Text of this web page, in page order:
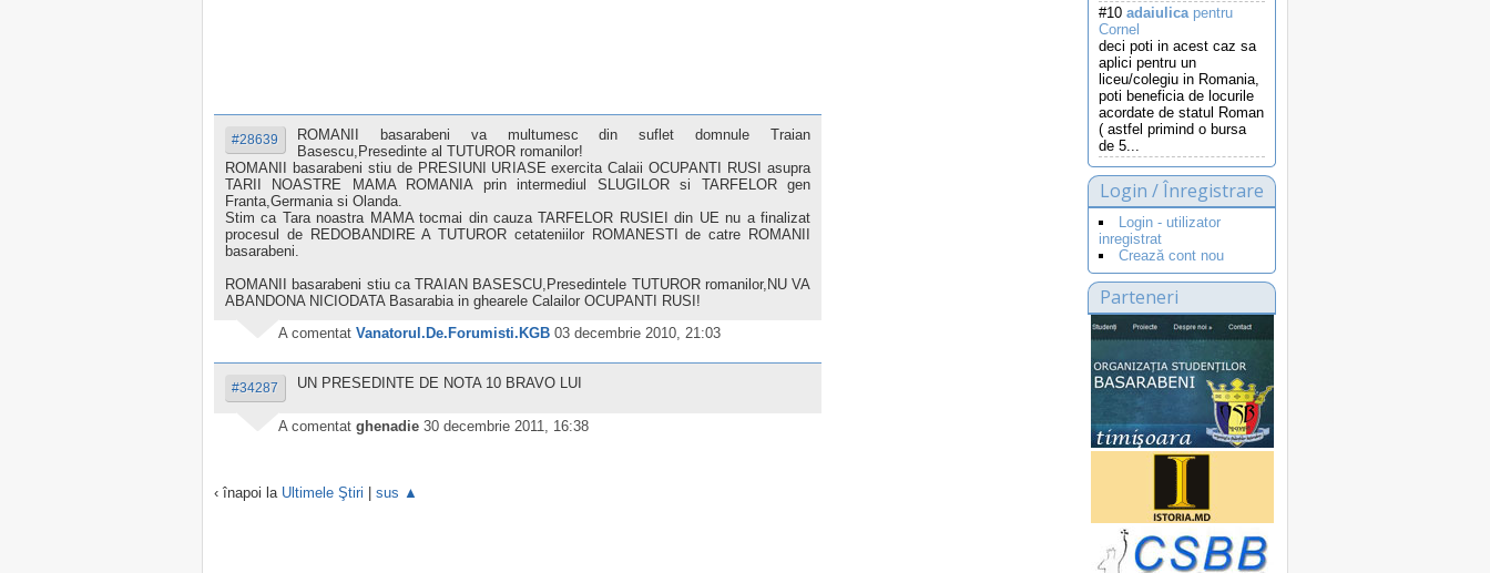
#28639
ROMANII basarabeni va multumesc din suflet domnule Traian
Basescu,Presedinte al TUTUROR romanilor!
ROMANII basarabeni stiu de PRESIUNI URIASE exercita Calaii OCUPANTI RUSI asupra
TARII NOASTRE MAMA ROMANIA prin intermediul SLUGILOR si TARFELOR gen
Franta,Germania si Olanda.
Stim ca Tara noastra MAMA tocmai din cauza TARFELOR RUSIEI din UE nu a finalizat
procesul de REDOBANDIRE A TUTUROR cetateniilor ROMANESTI de catre ROMANII
basarabeni.
ROMANII basarabeni stiu ca TRAIAN BASESCU,Presedintele TUTUROR romanilor,NU VA
ABANDONA NICIODATA Basarabia in ghearele Calailor OCUPANTI RUSI!
A comentat Vanatorul.De.Forumisti.KGB 03 decembrie 2010, 21:03
#34287 UN PRESEDINTE DE NOTA 10 BRAVO LUI
A comentat ghenadie 30 decembrie 2011, 16:38
‹ înapoi la Ultimele Ştiri | sus ▲
#10 adaiulicapentru
Cornel
deci poti in acest caz sa
aplici pentru un
liceu/colegiu in Romania,
poti beneficia de locurile
acordate de statul Roman
( astfel primind o bursa
de 5...
Login / Înregistrare
Login - utilizator
inregistrat
Crează cont nou
Parteneri